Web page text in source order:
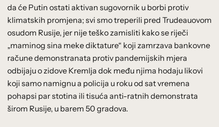
da će Putin ostati aktivan sugovornik u borbi protiv
klimatskih promjena; svi smo treperili pred Trudeauovom
osudom Rusije, jer nije teško zamisliti kako se riječi
„maminog sina meke diktature“ koji zamrzava bankovne
račune demonstranata protiv pandemijskih mjera
odbijaju o zidove Kremlja dok među njima hodaju likovi
koji samo namignu a policija u roku od sat vremena
pohapsi par stotina ili tisuća anti-ratnih demonstrata
širom Rusije, u barem 50 gradova.